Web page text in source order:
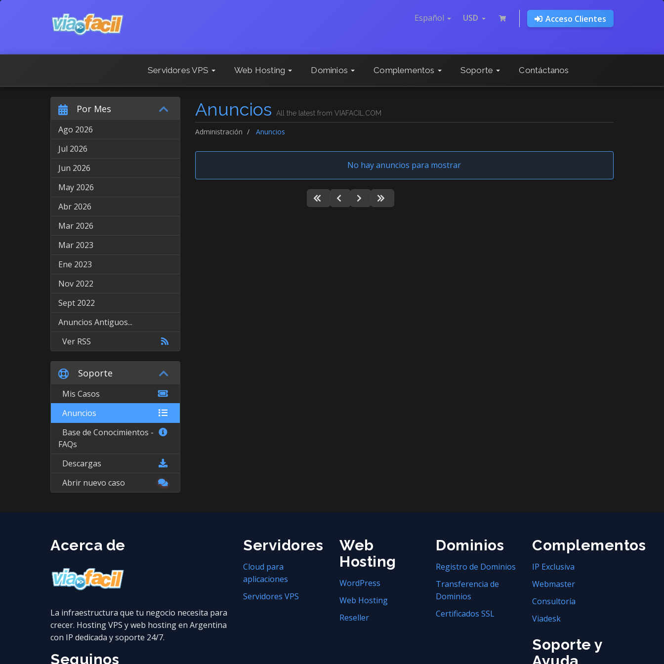
Español USD Acceso Clientes
Servidores VPS Web Hosting Dominios Complementos Soporte Contáctanos
Anuncios All the latest from VIAFACIL.COM
Administración Anuncios
Por Mes
Ago 2026
Jul 2026
Jun 2026
May 2026
Abr 2026
Mar 2026
Mar 2023
Ene 2023
Nov 2022
Sept 2022
Anuncios Antiguos...
Ver RSS
No hay anuncios para mostrar
Soporte
Mis Casos
Anuncios
Base de Conocimientos -
FAQs
Descargas
Abrir nuevo caso
Acerca de
La infraestructura que tu negocio necesita para
crecer. Hosting VPS y web hosting en Argentina
con IP dedicada y soporte 24/7.
Seguinos
Servidores
Cloud para
aplicaciones
Servidores VPS
Web
Hosting
WordPress
Web Hosting
Reseller
Dominios
Registro de Dominios
Transferencia de
Dominios
Certificados SSL
Complementos
IP Exclusiva
Webmaster
Consultoría
Viadesk
Soporte y
Ayuda